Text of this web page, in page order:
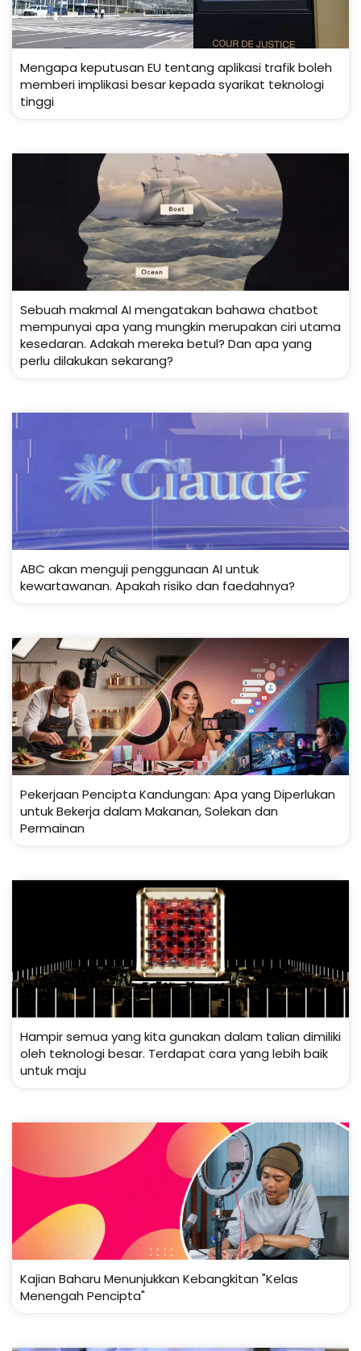
Mengapa keputusan EU tentang aplikasi trafik boleh
memberi implikasi besar kepada syarikat teknologi
tinggi
Sebuah makmal AI mengatakan bahawa chatbot
mempunyai apa yang mungkin merupakan ciri utama
kesedaran. Adakah mereka betul? Dan apa yang
perlu dilakukan sekarang?
ABC akan menguji penggunaan AI untuk
kewartawanan. Apakah risiko dan faedahnya?
Pekerjaan Pencipta Kandungan: Apa yang Diperlukan
untuk Bekerja dalam Makanan, Solekan dan
Permainan
Hampir semua yang kita gunakan dalam talian dimiliki
oleh teknologi besar. Terdapat cara yang lebih baik
untuk maju
Kajian Baharu Menunjukkan Kebangkitan "Kelas
Menengah Pencipta"